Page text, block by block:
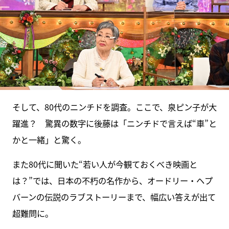
そして、80代のニンチドを調査。ここで、泉ピン子が大
躍進？ 驚異の数字に後藤は「ニンチドで言えば“車”と
かと一緒」と驚く。
また80代に聞いた“若い人が今観ておくべき映画と
は？”では、日本の不朽の名作から、オードリー・ヘプ
バーンの伝説のラブストーリーまで、幅広い答えが出て
超難問に。